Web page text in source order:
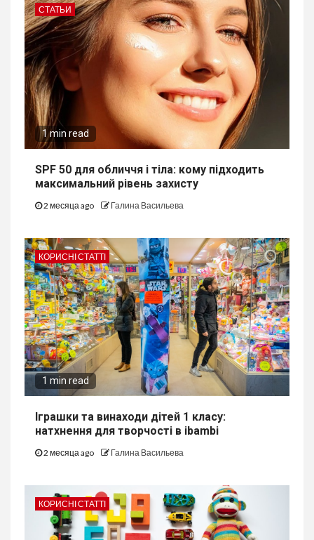
СТАТЬИ
1 min read
SPF 50 для обличчя і тіла: кому підходить
максимальний рівень захисту
2 месяца ago Галина Васильева
КОРИСНІ СТАТТІ
1 min read
Іграшки та винаходи дітей 1 класу:
натхнення для творчості в ibambi
2 месяца ago Галина Васильева
КОРИСНІ СТАТТІ